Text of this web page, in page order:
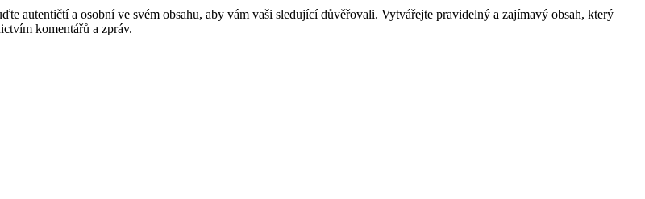
autentičtí a osobní ve svém obsahu, aby vám vaši sledující důvěřovali. Vytvářejte pravidelný a zajímavý obsah, který
komentářů a zpráv.